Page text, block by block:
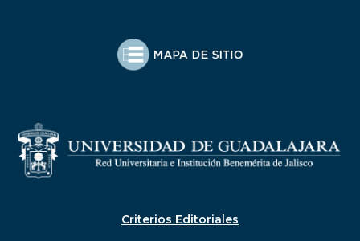
Criterios Editoriales